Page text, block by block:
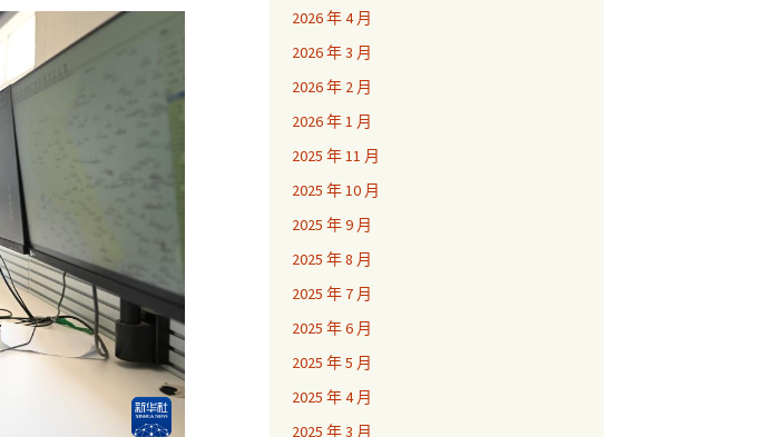
2026 年 4 月
2026 年 3 月
2026 年 2 月
2026 年 1 月
2025 年 11 月
2025 年 10 月
2025 年 9 月
2025 年 8 月
2025 年 7 月
2025 年 6 月
2025 年 5 月
2025 年 4 月
2025 年 3 月